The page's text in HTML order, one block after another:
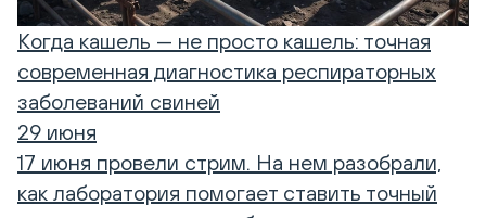
Когда кашель — не просто кашель: точная
современная диагностика респираторных
заболеваний свиней
29 июня
17 июня провели стрим. На нем разобрали,
как лаборатория помогает ставить точный